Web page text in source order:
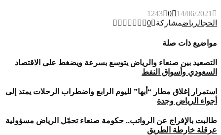
14/06/2021
0
1243
الحجالرياضمشاركة 0
مواضيع ذات صلة
التصعيد بين صنعاء والرياض يتوسع بسرعة ويضغط على الاقتصاد
السعودي وأسواق النفط
استمرار إغلاق مطار “أبها” لليوم الرابع واضطراب الرحلات يمتد إلى
أجواء الرياض وجدة
طالبت بالإفراج عن الرواتب.. حكومة صنعاء تحمّل الرياض مسؤولية
عرقلة خارطة الطريق